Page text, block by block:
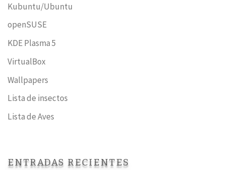
Kubuntu/Ubuntu
openSUSE
KDE Plasma 5
VirtualBox
Wallpapers
Lista de insectos
Lista de Aves
ENTRADAS RECIENTES